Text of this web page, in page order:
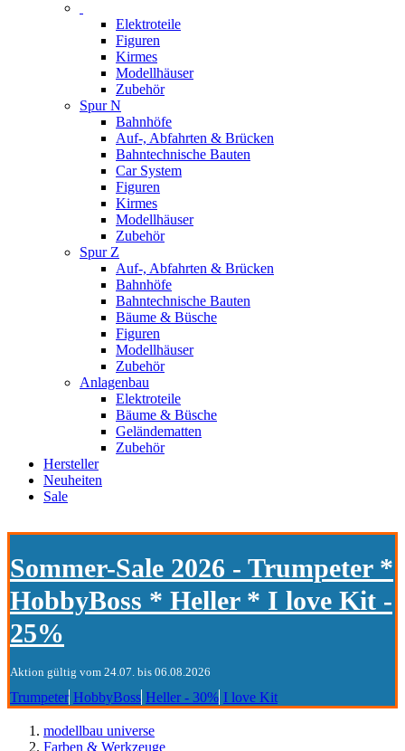
Elektroteile
Figuren
Kirmes
Modellhäuser
Zubehör
Spur N
Bahnhöfe
Auf-, Abfahrten & Brücken
Bahntechnische Bauten
Car System
Figuren
Kirmes
Modellhäuser
Zubehör
Spur Z
Auf-, Abfahrten & Brücken
Bahnhöfe
Bahntechnische Bauten
Bäume & Büsche
Figuren
Modellhäuser
Zubehör
Anlagenbau
Elektroteile
Bäume & Büsche
Geländematten
Zubehör
Hersteller
Neuheiten
Sale
Sommer-Sale 2026 - Trumpeter *
HobbyBoss * Heller * I love Kit -
25%
Aktion gültig vom 24.07. bis 06.08.2026
Trumpeter HobbyBoss Heller - 30% I love Kit
modellbau universe
Farben & Werkzeuge